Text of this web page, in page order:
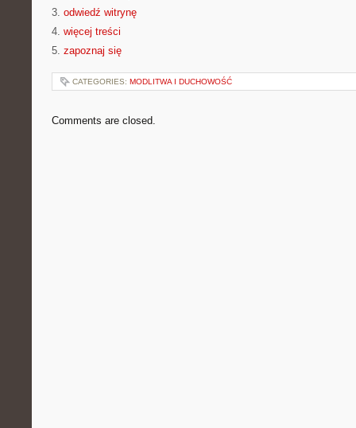
3. odwiedź witrynę
4. więcej treści
5. zapoznaj się
CATEGORIES: MODLITWA I DUCHOWOŚĆ
Comments are closed.